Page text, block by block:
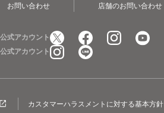
お問い合わせ 店舗のお問い合わせ
式アカウント
式アカウント
カスタマーハラスメントに対する基本方針